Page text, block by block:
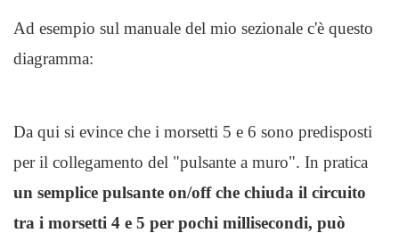
Ad esempio sul manuale del mio sezionale c'è questo
diagramma:
Da qui si evince che i morsetti 5 e 6 sono predisposti
per il collegamento del "pulsante a muro". In pratica
un semplice pulsante on/off che chiuda il circuito
tra i morsetti 4 e 5 per pochi millisecondi, può